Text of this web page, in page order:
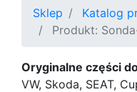
Sklep
Katalog
Produkt:
Oryginalne części
VW, Skoda, SEAT,